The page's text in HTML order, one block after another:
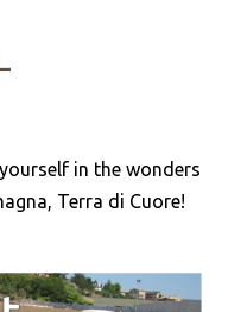
in the wonders
Terra di Cuore!